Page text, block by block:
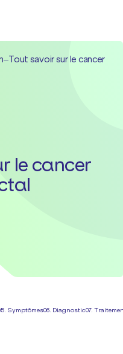
–Tout savoir sur le cancer
le cancer
Symptômes06. Diagnostic07.